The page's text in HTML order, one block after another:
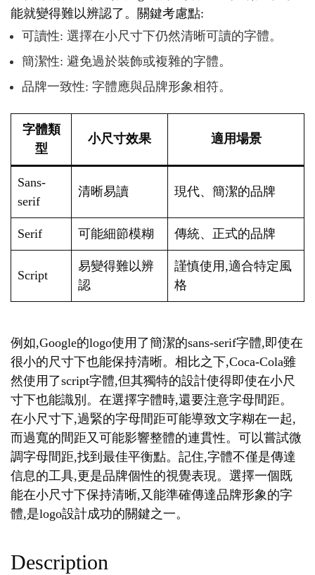
能就變得難以辨認了。關鍵考慮點:
可讀性: 選擇在小尺寸下仍然清晰可讀的字體。
簡潔性: 避免過於裝飾或複雜的字體。
品牌一致性: 字體應與品牌形象相符。
字體類
型
小尺寸效果 適用場景
Sans-
serif
清晰易讀 現代、簡潔的品牌
Serif 可能細節模糊 傳統、正式的品牌
Script
易變得難以辨
認
謹慎使用,適合特定風
格
例如,Google的logo使用了簡潔的sans-serif字體,即使在
很小的尺寸下也能保持清晰。相比之下,Coca-Cola雖
然使用了script字體,但其獨特的設計使得即使在小尺
寸下也能識別。在選擇字體時,還要注意字母間距。
在小尺寸下,過緊的字母間距可能導致文字糊在一起,
而過寬的間距又可能影響整體的連貫性。可以嘗試微
調字母間距,找到最佳平衡點。記住,字體不僅是傳達
信息的工具,更是品牌個性的視覺表現。選擇一個既
能在小尺寸下保持清晰,又能準確傳達品牌形象的字
體,是logo設計成功的關鍵之一。
Description